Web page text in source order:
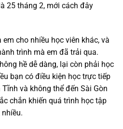
25 tháng 2, mới cách đây
cho nhiều học viên khác, và
trình mà em đã trải qua.
hề dễ dàng, lại còn phải học
bạn có điều kiện học trực tiếp
Tĩnh và không thể đến Sài Gòn
chắn khiến quá trình học tập